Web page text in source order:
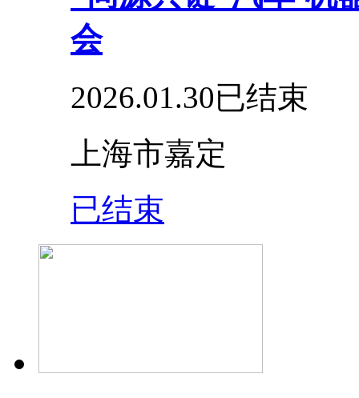
会
2026.01.30已结束
上海市嘉定
已结束